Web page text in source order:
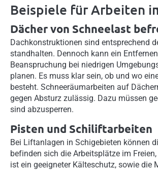
Beispiele für Arbeiten
Dächer von Schneelast
Dachkonstruktionen sind entsprechend
standhalten. Dennoch kann ein
Beanspruchung bei niedrigen
planen. Es muss klar sein, ob und wo
besteht. Schneeräumarbeiten auf
gegen Absturz zulässig. Dazu müssen
sind abzusperren.
Pisten und Schiliftarbeiten
Bei Liftanlagen in Schigebieten können
befinden sich die Arbeitsplätze im
ist ein geeigneter Kälteschutz, sowie